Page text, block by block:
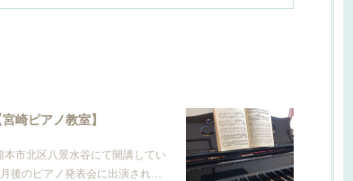
崎ピアノ教室】
市北区八景水谷にて開講してい
後のピアノ発表会に出演され…